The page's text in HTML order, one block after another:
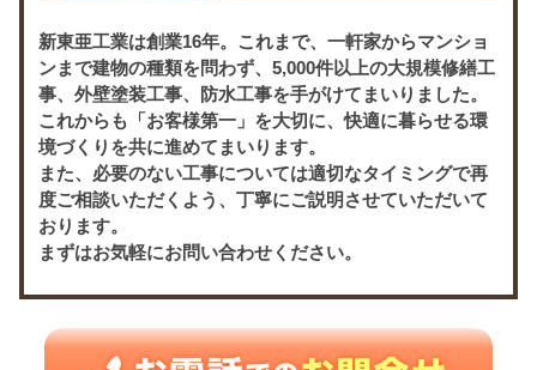
新東亜工業は創業16年。これまで、一軒家からマンショ
ンまで建物の種類を問わず、5,000件以上の大規模修繕工
事、外壁塗装工事、防水工事を手がけてまいりました。
これからも「お客様第一」を大切に、快適に暮らせる環
境づくりを共に進めてまいります。
また、必要のない工事については適切なタイミングで再
度ご相談いただくよう、丁寧にご説明させていただいて
おります。
まずはお気軽にお問い合わせください。